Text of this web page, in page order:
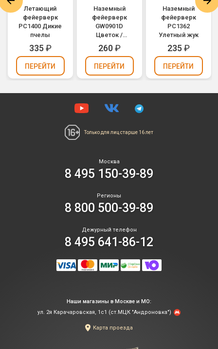
Летающий
фейерверк
РС1400 Дикие
пчелы
335 ₽
ПЕРЕЙТИ
Наземный
фейерверк
GW0901D
Цветок /
Ground bloom
flower
260₽
ПЕРЕЙТИ
Наземный
фейерверк
РС1362
Улетный жук
235 ₽
ПЕРЕЙТИ
Только для лиц старше 16 лет
Москва
8 495 150-39-89
Регионы
8 800 500-39-89
Дежурный телефон
8 495 641-86-12
Наши магазины в Москве и МО:
ул. 2я Карачаровская, 1с1 (ст.МЦК "Андроновка")
Карта проезда